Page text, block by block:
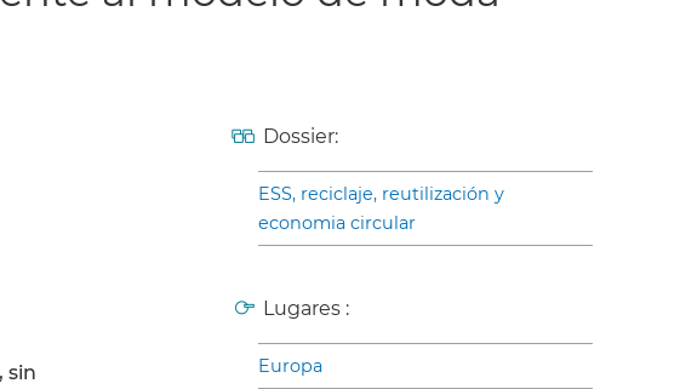
sin
Dossier:
ESS, reciclaje, reutilización y
economia circular
Lugares :
Europa